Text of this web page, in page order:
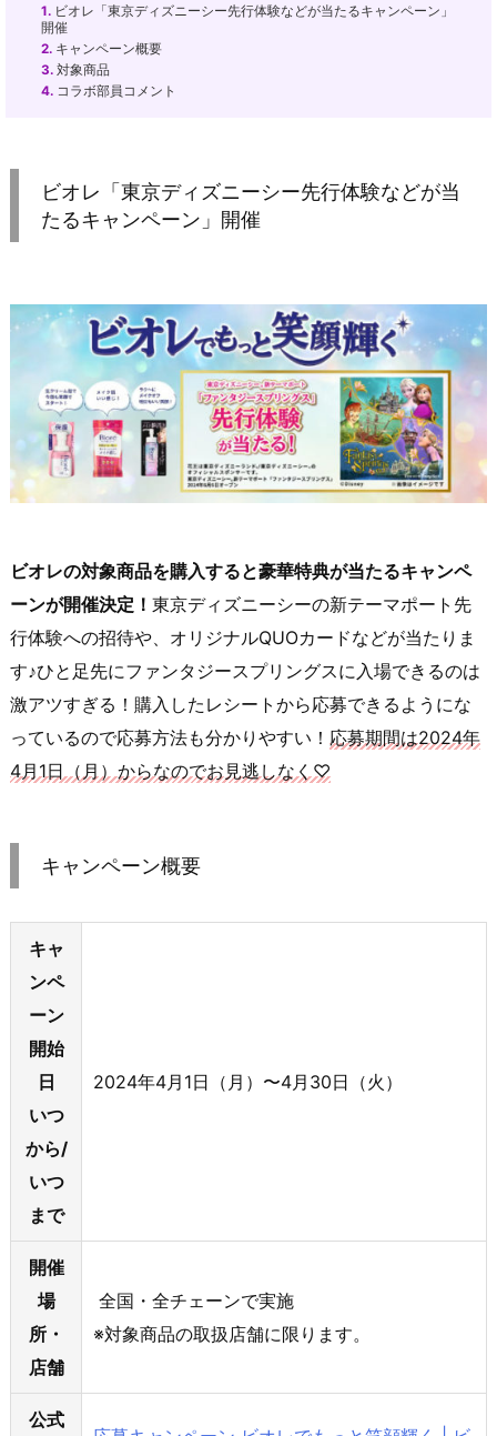
1. ビオレ「東京ディズニーシー先行体験などが当たるキャンペーン」
開催
2. キャンペーン概要
3. 対象商品
4. コラボ部員コメント
ビオレ「東京ディズニーシー先行体験などが当
たるキャンペーン」開催
ビオレの対象商品を購入すると豪華特典が当たるキャンペ
ーンが開催決定！ 東京ディズニーシーの新テーマポート先
行体験への招待や、オリジナルQUOカードなどが当たりま
す♪ひと足先にファンタジースプリングスに入場できるのは
激アツすぎる！購入したレシートから応募できるようにな
っているので応募方法も分かりやすい！ 応募期間は2024年
4月1日（月）からなのでお見逃しなく♡
キャンペーン概要
キャ
ンペ
ーン
開始
日
いつ
から/
いつ
まで
2024年4月1日（月）〜4月30日（火）
開催
場
所・
店舗
全国・全チェーンで実施
※対象商品の取扱店舗に限ります。
公式